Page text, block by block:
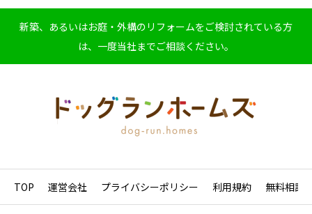
新築、あるいはお庭・外構のリフォームをご検討されている方
は、一度当社までご相談ください。
TOP 運営会社 プライバシーポリシー 利用規約 無料相談